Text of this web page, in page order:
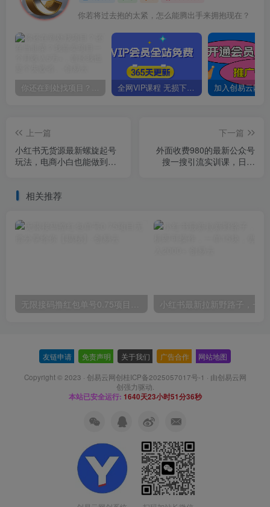
你若将过去抱的太紧，怎么能腾出手来拥抱现在？
你还在到处找项目？还在当韭菜？我靠卖项目一个月收入5万+，曾经我也是个失败者。 全网VIP课程 无损下载~
上一篇
小红书无货源最新螺旋起号
玩法，电商小白也能做到单
下一篇
外面收费980的最新公众号
搜一搜引流实训课，日引
相关推荐
无限接码撸红包单号0.75项目无偿分享给你【揭秘】
友链申请 免责声明 关于我们 广告合作 网站地图
Copyright © 2023 · 创易云网创桂ICP备2025057017号-1 · 由创易云网
创强力驱动.
本站已安全运行: 1640天23小时51分37秒